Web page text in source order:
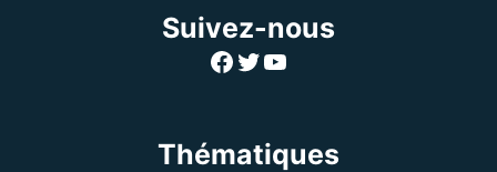
Suivez-nous
Facebook
Twitter
YouTube
Thématiques